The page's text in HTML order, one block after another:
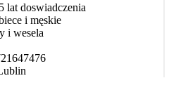
lat doswiadczenia
i męskie
i wesela